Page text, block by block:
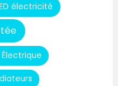
électricité